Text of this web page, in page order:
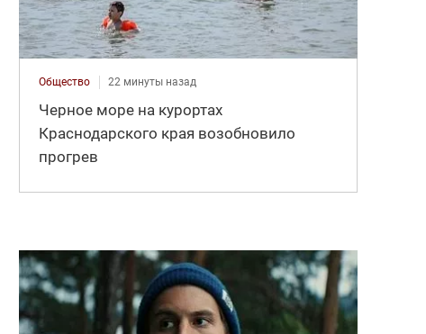
Общество 22 минуты назад
Черное море на курортах
Краснодарского края возобновило
прогрев